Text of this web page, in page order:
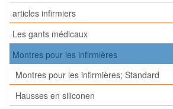
articles infirmiers
Les gants médicaux
Montres pour les infirmières
Montres pour les infirmières; Standard
Hausses en siliconen